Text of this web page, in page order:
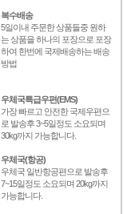
복수배송
5일이내 주문한 상품들중 원하
는 상품을 하나의 포장으로 포장
하여 한번에 국제배송하는 배송
방법
우체국특급우편(EMS)
가장 빠르고 안전한 국제우편으
로 발송후 3~5일정도 소요되며
30kg까지 가능합니다.
우체국(항공)
우체국 일반항공편으로 발송후
7~15일정도 소요되며 20kg까지
가능합니다.